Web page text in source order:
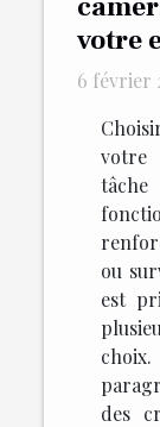
votre
6 février
votre
tâche
ou
est
des